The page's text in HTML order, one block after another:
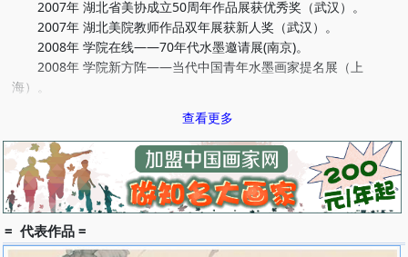
2007年 湖北省美协成立50周年作品展获优秀奖（武汉）。
2007年 湖北美院教师作品双年展获新人奖（武汉）。
2008年 学院在线——70年代水墨邀请展(南京)。
2008年 学院新方阵——当代中国青年水墨画家提名展（上
海）。
2008年 湖北高校第三届美术作品展获铜奖（武汉）。
2008年 2008水墨新锐年展（北京）。
2009年 水墨文章——美术文献陈列展（武汉）。
2009年 同行——中德当代艺术展（武汉）。
2009年 湖北省第十一届美术作品展（武汉）。
2009年 第七届中国体育美术作品展（济南 中国美协）。
查看更多
= 代表作品 =